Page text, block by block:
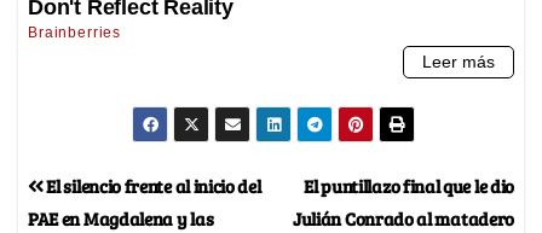
El puntillazo final que le dio
Julián Conrado al matadero
El silencio frente al inicio del
PAE en Magdalena y las